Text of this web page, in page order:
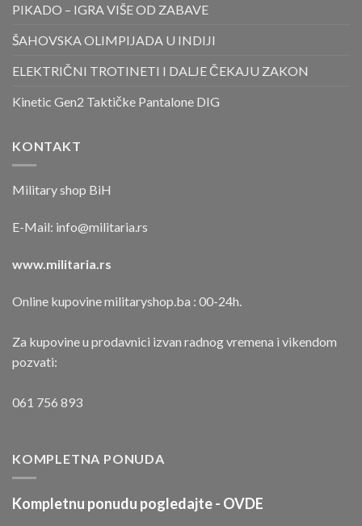
PIKADO – IGRA VIŠE OD ZABAVE
ŠAHOVSKA OLIMPIJADA U INDIJI
ELEKTRIČNI TROTINETI I DALJE ČEKAJU ZAKON
Kinetic Gen2 Taktičke Pantalone DIG
KONTAKT
Military shop BiH
E-Mail: info@militaria.rs
www.militaria.rs
Online kupovine militaryshop.ba : 00-24h.
Za kupovine u prodavnici izvan radnog vremena i vikendom
pozvati:
061 756 893
KOMPLETNA PONUDA
Kompletnu ponudu pogledajte - OVDE